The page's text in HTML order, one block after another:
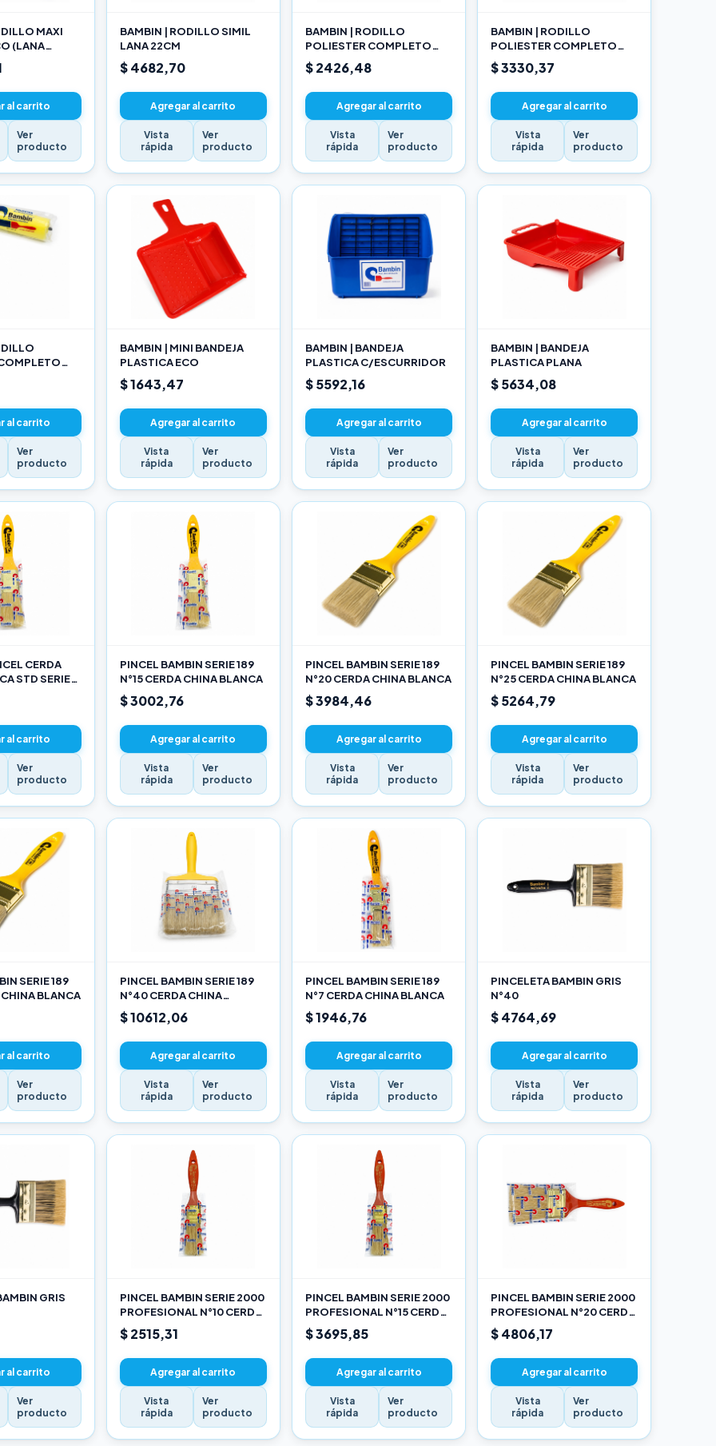
MAXI
(LANA
22CM
al carrito
Ver
producto
BAMBIN | RODILLO SIMIL
LANA 22CM
$ 4682,70
Agregar al carrito
Vista
rápida
Ver
producto
BAMBIN | RODILLO
POLIESTER COMPLETO
10CM
$ 2426,48
Agregar al carrito
Vista
rápida
Ver
producto
BAMBIN | RODILLO
POLIESTER COMPLETO
17CM
$ 3330,37
Agregar al carrito
Vista
rápida
Ver
producto
al carrito
Ver
producto
BAMBIN | MINI BANDEJA
PLASTICA ECO
$ 1643,47
Agregar al carrito
Vista
rápida
Ver
producto
BAMBIN | BANDEJA
PLASTICA C/ESCURRIDOR
$ 5592,16
Agregar al carrito
Vista
rápida
Ver
producto
BAMBIN | BANDEJA
PLASTICA PLANA
$ 5634,08
Agregar al carrito
Vista
rápida
Ver
producto
CERDA
STD SERIE
al carrito
Ver
producto
PINCEL BAMBIN SERIE 189
N°15 CERDA CHINA BLANCA
$ 3002,76
Agregar al carrito
Vista
rápida
Ver
producto
PINCEL BAMBIN SERIE 189
N°20 CERDA CHINA BLANCA
$ 3984,46
Agregar al carrito
Vista
rápida
Ver
producto
PINCEL BAMBIN SERIE 189
N°25 CERDA CHINA BLANCA
$ 5264,79
Agregar al carrito
Vista
rápida
Ver
producto
SERIE 189
BLANCA
al carrito
Ver
producto
PINCEL BAMBIN SERIE 189
N°40 CERDA CHINA
BLANCA
$ 10612,06
Agregar al carrito
Vista
rápida
Ver
producto
PINCEL BAMBIN SERIE 189
N°7 CERDA CHINA BLANCA
$ 1946,76
Agregar al carrito
Vista
rápida
Ver
producto
PINCELETA BAMBIN GRIS
N°40
$ 4764,69
Agregar al carrito
Vista
rápida
Ver
producto
GRIS
al carrito
Ver
producto
PINCEL BAMBIN SERIE 2000
PROFESIONAL N°10 CERDA
CHINA BLANCA
$ 2515,31
Agregar al carrito
Vista
rápida
Ver
producto
PINCEL BAMBIN SERIE 2000
PROFESIONAL N°15 CERDA
CHINA BLANCA
$ 3695,85
Agregar al carrito
Vista
rápida
Ver
producto
PINCEL BAMBIN SERIE 2000
PROFESIONAL N°20 CERDA
CHINA BLANCA
$ 4806,17
Agregar al carrito
Vista
rápida
Ver
producto